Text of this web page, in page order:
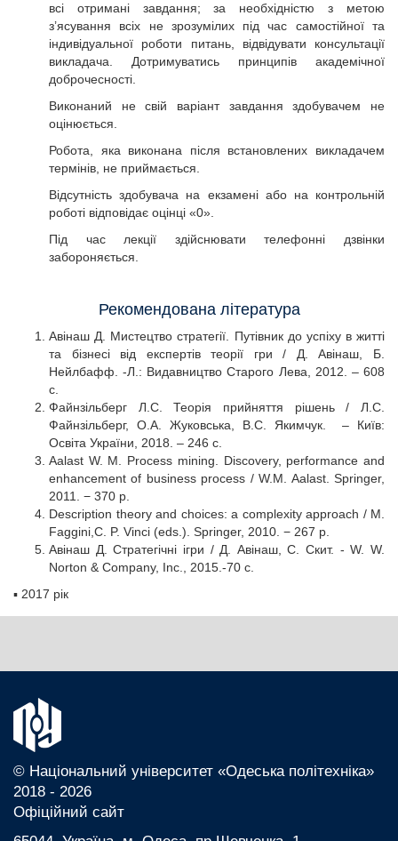
всі отримані завдання; за необхідністю з метою
з’ясування всіх не зрозумілих під час самостійної та
індивідуальної роботи питань, відвідувати консультації
викладача. Дотримуватись принципів академічної
доброчесності.
Виконаний не свій варіант завдання здобувачем не
оцінюється.
Робота, яка виконана після встановлених викладачем
термінів, не приймається.
Відсутність здобувача на екзамені або на контрольній
роботі відповідає оцінці «0».
Під час лекції здійснювати телефонні дзвінки
забороняється.
Рекомендована література
Авінаш Д. Мистецтво стратегії. Путівник до успіху в житті
та бізнесі від експертів теорії гри / Д. Авінаш, Б.
Нейлбафф. -Л.: Видавництво Старого Лева, 2012. – 608
с.
Файнзільберг Л.С. Теорія прийняття рішень / Л.С.
Файнзільберг, Ο.Α. Жукοвська, Β.С. Якимчук. – Київ:
Οсвіта України, 2018. – 246 с.
Aalast W. M. Process mining. Discovery, performance and
enhancement of business process / W.M. Aalast. Springer,
2011. − 370 р.
Description theory and choices: a complexity approach / M.
Faggini,C. P. Vinci (eds.). Springer, 2010. − 267 р.
Авінаш Д. Стратегічні ігри / Д. Авінаш, С. Скит. - W. W.
Norton & Company, Inc., 2015.-70 с.
▪ 2017 рік
© Національний університет «Одеська політехніка»
2018 - 2026
Офіційний сайт